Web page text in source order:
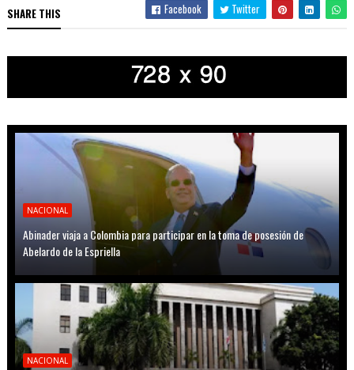
SHARE THIS Facebook Twitter
NACIONAL
Abinader viaja a Colombia para participar en la toma de posesión de
Abelardo de la Espriella
NACIONAL